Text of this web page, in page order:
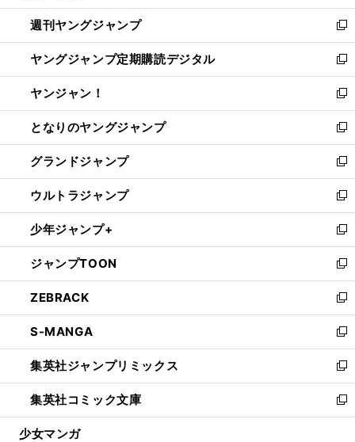
開
く
ウ
で
開
く
ン
ド
ウ
で
開
く
ウ
ィ
ン
ド
ウ
で
開
く
週刊ヤングジャンプ
新
し
い
ウ
ィ
ン
ド
ウ
で
開
く
ヤングジャンプ定期購読デジタル
新
し
い
ウ
ィ
ン
ド
ウ
で
開
く
ヤンジャン！
新
し
い
ウ
ィ
ン
ド
ウ
で
開
く
となりのヤングジャンプ
新
し
い
ウ
ィ
ン
ド
ウ
で
開
く
グランドジャンプ
新
し
い
ウ
ィ
ン
ド
ウ
で
開
く
ウルトラジャンプ
新
し
い
ウ
ィ
ン
ド
ウ
で
開
く
少年ジャンプ+
新
し
い
ウ
ィ
ン
ド
ウ
で
開
く
ジャンプTOON
新
し
い
ウ
ィ
ン
ド
ウ
で
開
ZEBRACK
新
し
い
ウ
ィ
ン
ド
ウ
S-MANGA
新
し
い
ウ
ィ
ン
集英社ジャンプリミックス
新
し
い
ウ
集英社コミック文庫
新
し
少女マンガ